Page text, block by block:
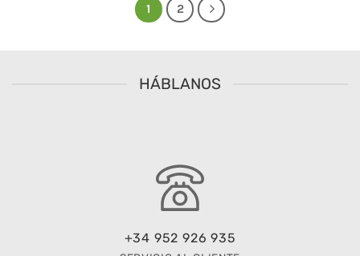
1 2
HÁBLANOS
+34 952 926 935